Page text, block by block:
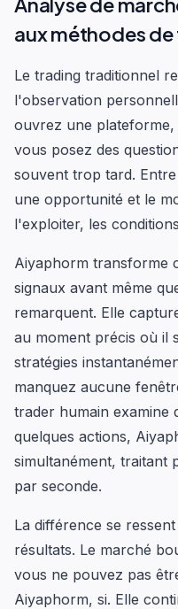
aux méthodes
Le trading traditionnel
l'observation
ouvrez une plateforme,
vous posez des
souvent trop tard.
une opportunité et le
l'exploiter, les
Aiyaphorm transforme
signaux avant même
remarquent. Elle
au moment précis où il
stratégies
manquez aucune
trader humain examine
quelques actions,
simultanément, traitant
par seconde.
La différence se
résultats. Le marché
vous ne pouvez pas
Aiyaphorm, si. Elle